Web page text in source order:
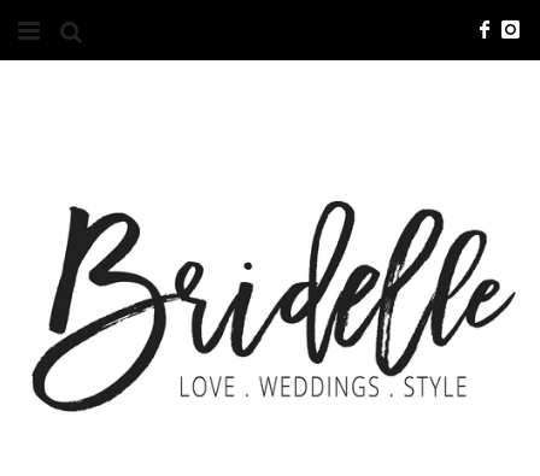
O NAS
KONTAKT
REKLAMA
ADVERTISING